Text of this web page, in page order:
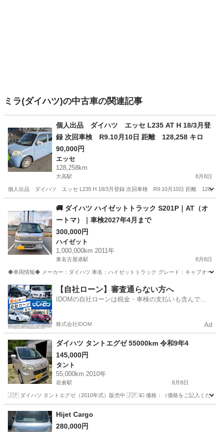
ミラ(ダイハツ)の中古車の関連記事
個人出品 ダイハツ エッセ L235 AT H 18/3月登
90,000円
エッセ
128,258km
大高駅 8月8日
個人出品 ダイハツ エッセ L235 H 18/3月登録 次回車検 R9.10月10日 距離
大高駅 エッセ
🚚 ダイハツ ハイゼットトラック S201P｜AT（オ
ートマ）｜車検2027年4月まで
300,000円
ハイゼット
1,000,000km 2011年
東名古屋港駅 8月8日
◆車両情報◆ メーカー：ダイハツ 車名：ハイゼットトラック グレード：キャブオー
愛知 名古屋市 東名古屋港駅 ハイゼット 車両
【自社ローン】審査通らない方へ
IDOMの自社ローンは税金・車検の支払いも含んでい
株式会社IDOM Ad
ダイハツ タントエグゼ 55000km 令和9年4
145,000円
タント
55,000km 2010年
岩倉駅 8月8日
🇯🇵 ダイハツ タントエグゼ（2010年式）販売中 🇯🇵 💴 価格：（価格をご記入くださ
愛知 岩倉市
Hijet Cargo
280,000円